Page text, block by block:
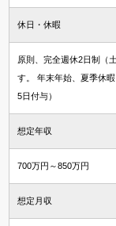
休日・休暇
原則、完全週休2日制（
す。 年末年始、夏季休
5日付与）
想定年収
700万円～850万円
想定月収